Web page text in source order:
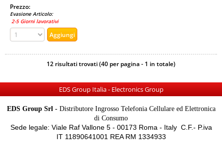
Prezzo:
Evasione Articolo:
2-5 Giorni lavorativi
12 risultati trovati (40 per pagina - 1 in totale)
EDS Group Italia - Electronics Group
EDS Group Srl -Distributore Ingrosso Telefonia Cellulare ed Elettronica
di Consumo
Sede legale: Viale Raf Vallone 5 - 00173 Roma - Italy C.F.- P.iva
IT 11890641001 REA RM 1334933